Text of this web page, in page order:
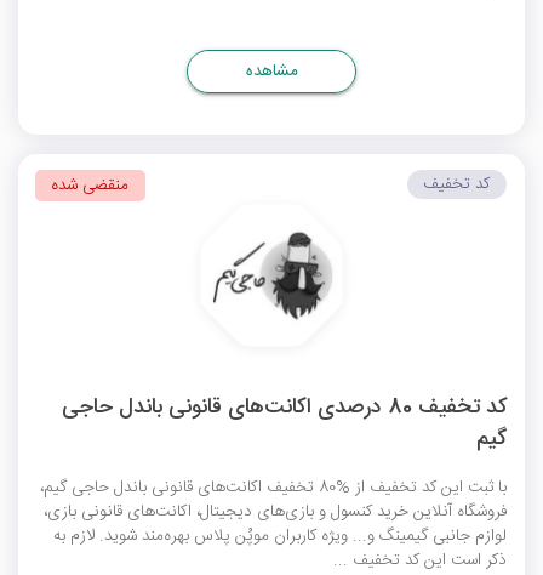
مشاهده
کد تخفیف 80 درصدی اکانت‌های قانونی باندل حاجی
گیم
با ثبت این کد تخفیف از %80 تخفیف اکانت‌های قانونی باندل حاجی گیم،
فروشگاه آنلاین خرید کنسول و بازی‌های دیجیتال، اکانت‌های قانونی بازی،
لوازم جانبی گیمینگ و... ویژه کاربران موپُن پلاس بهره‌مند شوید. لازم به
ذکر است این کد تخفیف ...
کد تخفیف منقضی شده